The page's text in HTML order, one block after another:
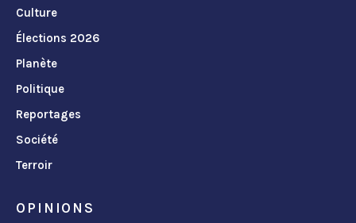
Culture
Élections 2026
Planète
Politique
Reportages
Société
Terroir
OPINIONS